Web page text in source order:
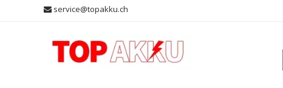
service@topakku.ch